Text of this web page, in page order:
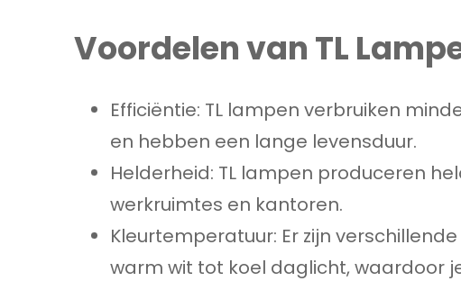
Voordelen van TL
Efficiëntie: TL lampen verbruiken
en hebben een lange levensduur.
Helderheid: TL lampen produceren
werkruimtes en kantoren.
Kleurtemperatuur: Er zijn
warm wit tot koel daglicht, waardoor